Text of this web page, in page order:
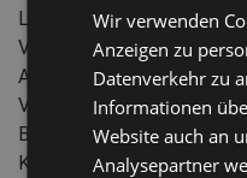
Linseneigenschaft: klar,
Verpackung für den
Anpassung des
Verstellung des
Beschichtung gegen
Kratzfeste Beschichtung
Wir verwenden
Anzeigen zu
Datenverkehr zu
Informationen
Website auch an
Analysepartner